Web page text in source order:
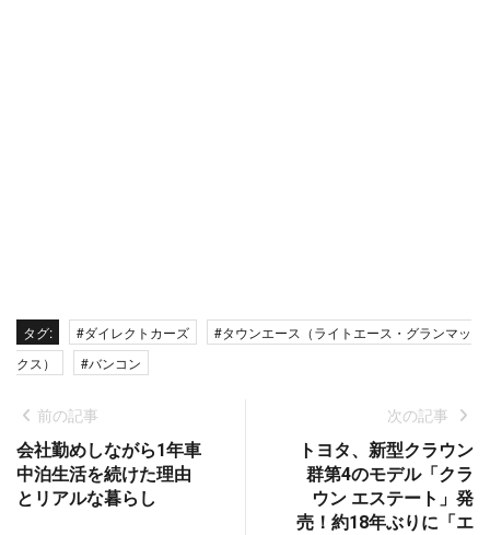
タグ: #ダイレクトカーズ
#タウンエース（ライトエース・グランマッ
クス）
#バンコン
前の記事
会社勤めしながら1年車
中泊生活を続けた理由
とリアルな暮らし
次の記事
トヨタ、新型クラウン
群第4のモデル「クラ
ウン エステート」発
売！約18年ぶりに「エ